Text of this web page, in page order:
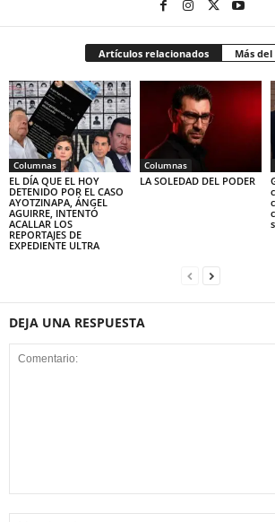
Artículos relacionados Más
Columnas
EL DÍA QUE EL HOY
DETENIDO POR EL CASO
AYOTZINAPA, ÁNGEL
AGUIRRE, INTENTÓ
ACALLAR LOS
REPORTAJES DE
EXPEDIENTE ULTRA
Columnas
LA SOLEDAD DEL PODER
DEJA UNA RESPUESTA